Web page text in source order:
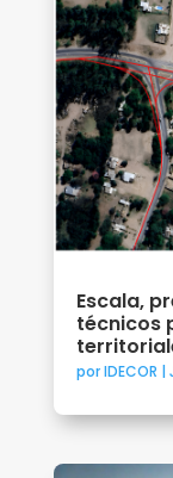
Escala,
técnicos
porIDECOR |